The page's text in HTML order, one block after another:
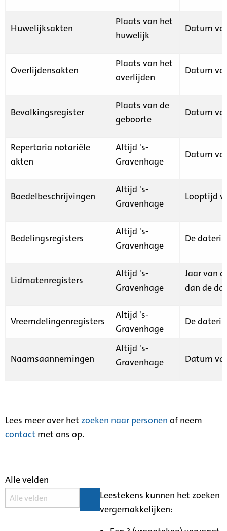
Huwelijksakten
Plaats van het
huwelijk
Datum
Overlijdensakten
Plaats van het
overlijden
Datum
Bevolkingsregister
Plaats van de
geboorte
Datum
Repertoria notariële
akten
Altijd 's-
Gravenhage
Datum
Boedelbeschrijvingen
Altijd 's-
Gravenhage
Looptijd
Bedelingsregisters
Altijd 's-
Gravenhage
De
Lidmatenregisters
Altijd 's-
Gravenhage
Jaar van
dan de
Vreemdelingenregisters
Altijd 's-
Gravenhage
De
Naamsaannemingen
Altijd 's-
Gravenhage
Datum
Lees meer over het zoeken naar personen of neem
contact met ons op.
Alle velden
Leestekens kunnen het zoeken
vergemakkelijken: